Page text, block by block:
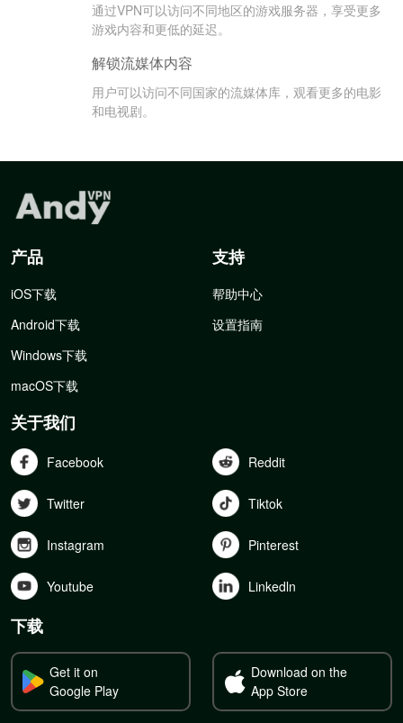
通过VPN可以访问不同地区的游戏服务器，享受更多
游戏内容和更低的延迟。
解锁流媒体内容
用户可以访问不同国家的流媒体库，观看更多的电影
和电视剧。
产品
iOS下载
Android下载
Windows下载
macOS下载
支持
帮助中心
设置指南
关于我们
Facebook Reddit
Twitter Tiktok
Instagram Pinterest
Youtube Linkedln
下载
Get it on
Google Play
Download on the
App Store